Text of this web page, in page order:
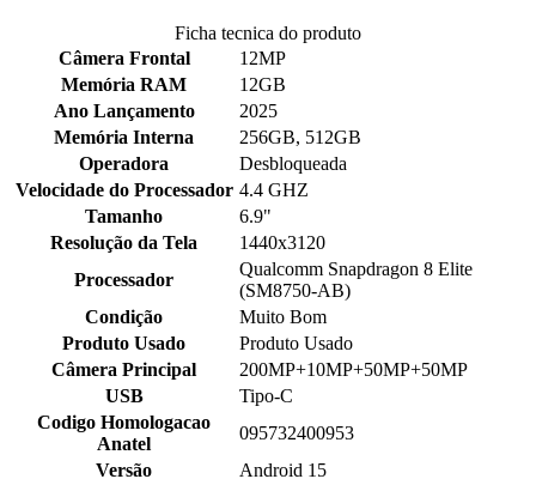
Ficha tecnica do produto
Câmera Frontal
12MP
Memória RAM
12GB
Ano Lançamento
2025
Memória Interna
256GB, 512GB
Operadora
Desbloqueada
Velocidade do Processador 4.4 GHZ
Tamanho
6.9"
Resolução da Tela
1440x3120
Processador
Qualcomm Snapdragon 8 Elite
(SM8750-AB)
Condição
Muito Bom
Produto Usado
Produto Usado
Câmera Principal
200MP+10MP+50MP+50MP
USB
Tipo-C
Codigo Homologacao
Anatel
095732400953
Versão
Android 15